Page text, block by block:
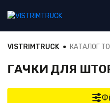
VISTRIMTRUCK КАТАЛОГ
ГАЧКИ ДЛЯ